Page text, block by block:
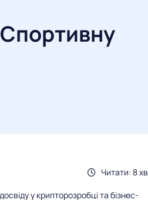
Читати: 8 хв
у крипторозробці та бізнес-